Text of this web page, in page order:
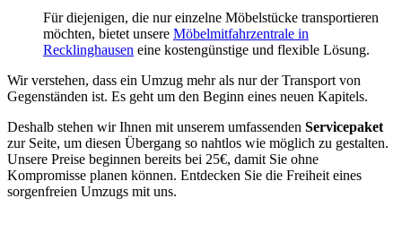
Für diejenigen, die nur einzelne Möbelstücke transportieren
möchten, bietet unsere Möbelmitfahrzentrale in
Recklinghausen eine kostengünstige und flexible Lösung.
Wir verstehen, dass ein Umzug mehr als nur der Transport von
Gegenständen ist. Es geht um den Beginn eines neuen Kapitels.
Deshalb stehen wir Ihnen mit unserem umfassenden Servicepaket
zur Seite, um diesen Übergang so nahtlos wie möglich zu gestalten.
Unsere Preise beginnen bereits bei 25€, damit Sie ohne
Kompromisse planen können. Entdecken Sie die Freiheit eines
sorgenfreien Umzugs mit uns.